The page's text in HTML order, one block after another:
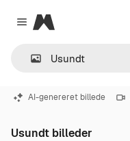
Close menu
Magnific
AI-genereret billede
Usundt billeder